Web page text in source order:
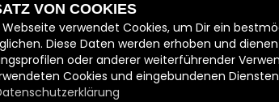
Querlenker
VON COOKIES
Webseite verwendet Cookies, um Dir ein
Diese Daten werden erhoben und
oder anderer weiterführender
Cookies und eingebundenen